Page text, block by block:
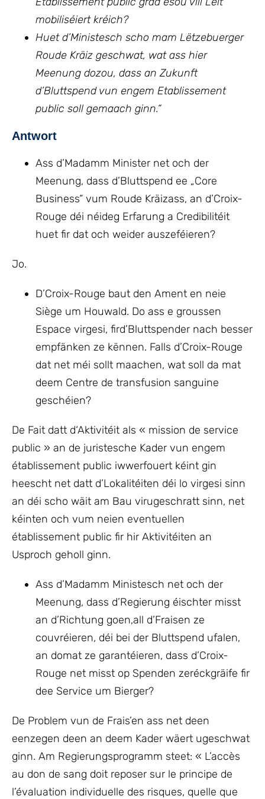
mobiliséiert kréich?
Huet d’Ministesch scho mam Lëtzebuerger
Roude Kräiz geschwat, wat ass hier
Meenung dozou, dass an Zukunft
d’Bluttspend vun engem Etablissement
public soll gemaach ginn.“
Antwort
Ass d’Madamm Minister net och der
Meenung, dass d’Bluttspend ee „Core
Business“ vum Roude Kräizass, an d’Croix-
Rouge déi néideg Erfarung a Credibilitéit
huet fir dat och weider auszeféieren?
Jo.
D’Croix-Rouge baut den Ament en neie
Siège um Houwald. Do ass e groussen
Espace virgesi, fird’Bluttspender nach besser
empfänken ze kënnen. Falls d’Croix-Rouge
dat net méi sollt maachen, wat soll da mat
deem Centre de transfusion sanguine
geschéien?
De Fait datt d‘Aktivitéit als « mission de service
public » an de juristesche Kader vun engem
établissement public iwwerfouert kéint gin
heescht net datt d’Lokalitéiten déi lo virgesi sinn
an déi scho wäit am Bau virugeschratt sinn, net
kéinten och vum neien eventuellen
établissement public fir hir Aktivitéiten an
Usproch geholl ginn.
Ass d’Madamm Ministesch net och der
Meenung, dass d’Regierung éischter misst
an d’Richtung goen,all d’Fraisen ze
couvréieren, déi bei der Bluttspend ufalen,
an domat ze garantéieren, dass d’Croix-
Rouge net misst op Spenden zeréckgräife fir
dee Service um Bierger?
De Problem vun de Frais’en ass net deen
eenzegen deen an deem Kader wäert ugeschwat
ginn. Am Regierungsprogramm steet: « L’accès
au don de sang doit reposer sur le principe de
l’évaluation individuelle des risques, quelle que